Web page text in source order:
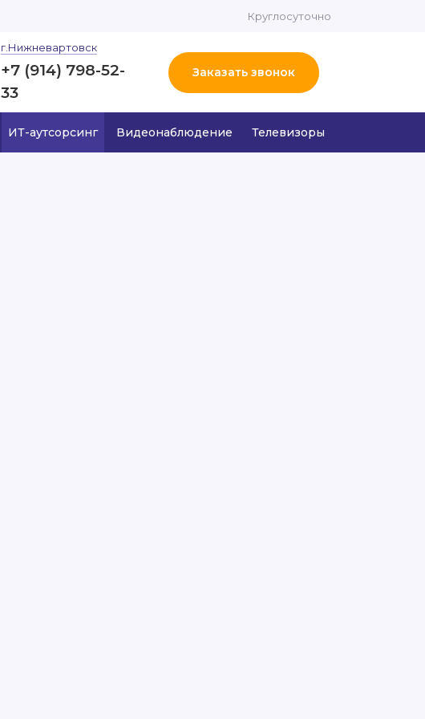
Круглосуточно
г.Нижневартовск
+7 (914) 798-52-
33
Заказать звонок
ИТ-аутсорсинг Видеонаблюдение Телевизоры